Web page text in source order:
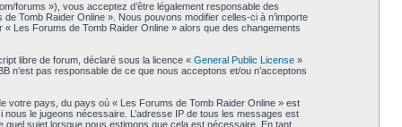
forums »), vous acceptez d’être légalement responsable des
Tomb Raider Online ». Nous pouvons modifier celles-ci à n’importe
Les Forums de Tomb Raider Online » alors que des changements
libre de forum, déclaré sous la licence « General Public License»
n’est pas responsable de ce que nous acceptons et/ou n’acceptons
votre pays, du pays où « Les Forums de Tomb Raider Online » est
le jugeons nécessaire. L’adresse IP de tous les messages est
sujet lorsque nous estimons que cela est nécessaire. En tant